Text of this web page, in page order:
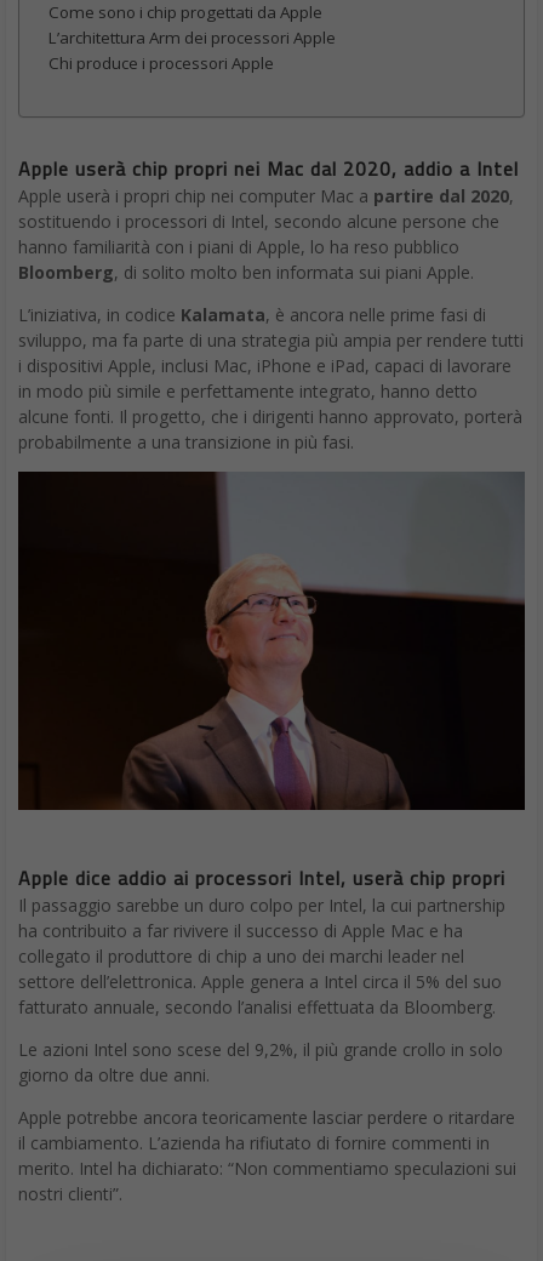
Come sono i chip progettati da Apple
L’architettura Arm dei processori Apple
Chi produce i processori Apple
Apple userà chip propri nei Mac dal 2020, addio a Intel
Apple userà i propri chip nei computer Mac a partire dal 2020,
sostituendo i processori di Intel, secondo alcune persone che
hanno familiarità con i piani di Apple, lo ha reso pubblico
Bloomberg, di solito molto ben informata sui piani Apple.
L’iniziativa, in codice Kalamata, è ancora nelle prime fasi di
sviluppo, ma fa parte di una strategia più ampia per rendere tutti
i dispositivi Apple, inclusi Mac, iPhone e iPad, capaci di lavorare
in modo più simile e perfettamente integrato, hanno detto
alcune fonti. Il progetto, che i dirigenti hanno approvato, porterà
probabilmente a una transizione in più fasi.
Apple dice addio ai processori Intel, userà chip propri
Il passaggio sarebbe un duro colpo per Intel, la cui partnership
ha contribuito a far rivivere il successo di Apple Mac e ha
collegato il produttore di chip a uno dei marchi leader nel
settore dell’elettronica. Apple genera a Intel circa il 5% del suo
fatturato annuale, secondo l’analisi effettuata da Bloomberg.
Le azioni Intel sono scese del 9,2%, il più grande crollo in solo
giorno da oltre due anni.
Apple potrebbe ancora teoricamente lasciar perdere o ritardare
il cambiamento. L’azienda ha rifiutato di fornire commenti in
merito. Intel ha dichiarato: “Non commentiamo speculazioni sui
nostri clienti”.